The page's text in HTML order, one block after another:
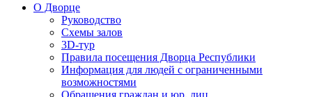
О Дворце
Руководство
Схемы залов
3D-тур
Правила посещения Дворца Республики
Информация для людей с ограниченными
возможностями
Обращения граждан и юр. лиц